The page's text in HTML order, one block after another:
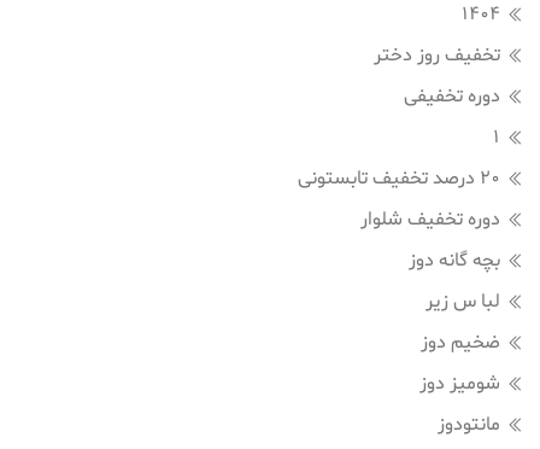
1404
تخفیف روز دختر
دوره تخفیفی
1
20 درصد تخفیف تابستونی
دوره تخفیف شلوار
بچه گانه دوز
لبا س زیر
ضخیم دوز
شومیز دوز
مانتودوز